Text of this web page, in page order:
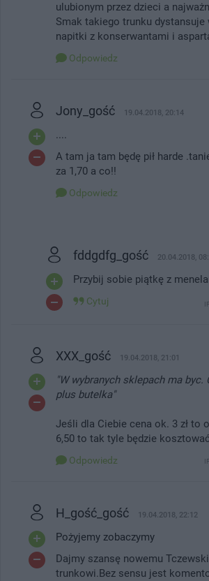
ulubionym przez dzieci a
Smak takiego trunku dystansuje
napitki z konserwantami i
Odpowiedz
Jony_gość 19.04.2018, 20:14
....
A tam ja tam będę pił harde
za 1,70 a co!!
Odpowiedz
fddgdfg_gość 20.04.2018,
Przybij sobie piątkę z
Cytuj
XXX_gość 19.04.2018, 21:01
"W wybranych sklepach ma byc.
plus butelka"
Jeśli dla Ciebie cena ok. 3 zł to
6,50 to tak tyle będzie
Odpowiedz
H_gość_gość 19.04.2018, 22:12
Pożyjemy zobaczymy
Dajmy szansę nowemu
trunkowi.Bez sensu jest